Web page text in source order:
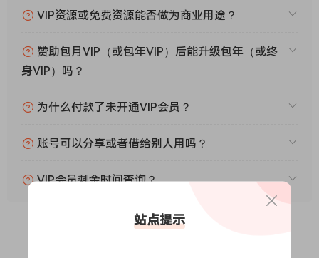
VIP资源或免费资源能否做为商业用途？
赞助包月VIP（或包年VIP）后能升级包年（或终
身VIP）吗？
为什么付款了未开通VIP会员？
账号可以分享或者借给别人用吗？
VIP会员剩余时间查询？
站点提示